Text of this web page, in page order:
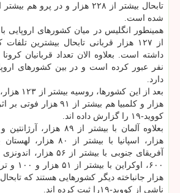
شده است.
همینطور انگلیس در میان کشورهای اروپایی
از ۱۲۷ هزار قربانی تابحال بیشترین
نفر عبور کرده است و در بین کشورهای
دارد.
هزار و کلمبیا هم بیشتر از
کووید-۱۹ را گزارش داده اند.
هزار جانباخته دیگر کشورهایی هستند که
ناشی از کووید-۱۹را ثبت کرده اند.